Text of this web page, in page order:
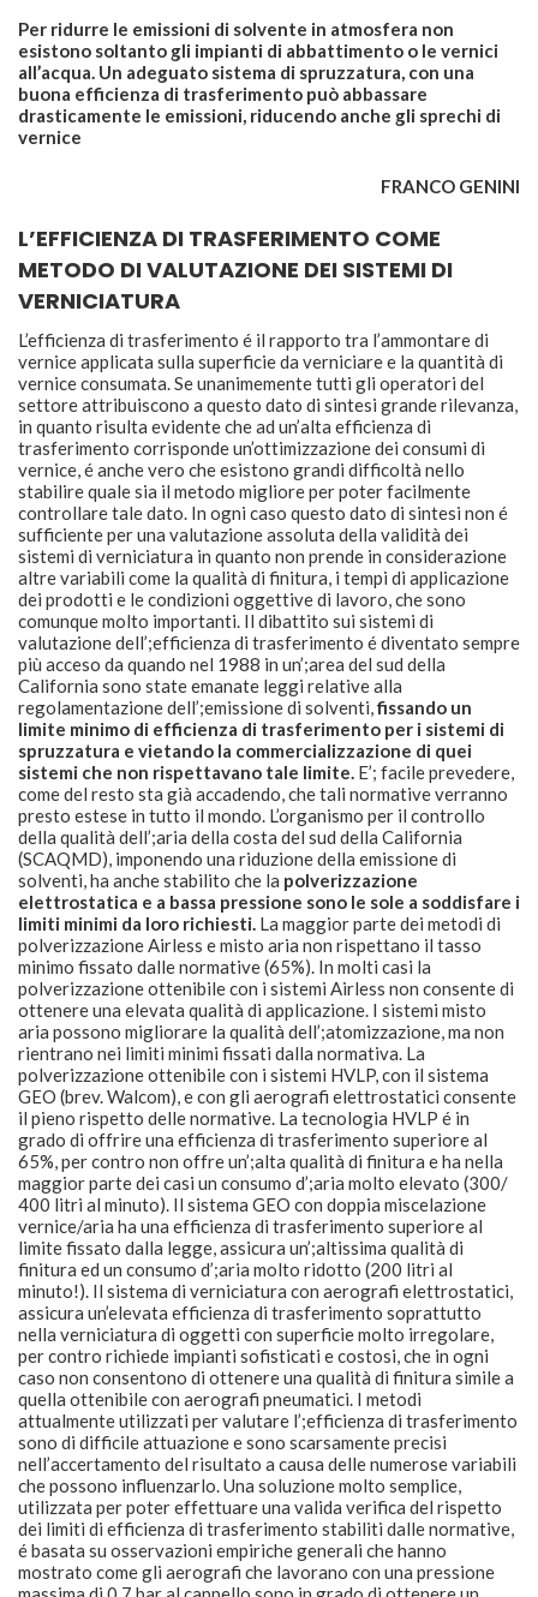
Per ridurre le emissioni di solvente in atmosfera non
esistono soltanto gli impianti di abbattimento o le vernici
all’acqua. Un adeguato sistema di spruzzatura, con una
buona efficienza di trasferimento può abbassare
drasticamente le emissioni, riducendo anche gli sprechi di
vernice
FRANCO GENINI
L’EFFICIENZA DI TRASFERIMENTO COME
METODO DI VALUTAZIONE DEI SISTEMI DI
VERNICIATURA
L’efficienza di trasferimento é il rapporto tra l’ammontare di
vernice applicata sulla superficie da verniciare e la quantità di
vernice consumata. Se unanimemente tutti gli operatori del
settore attribuiscono a questo dato di sintesi grande rilevanza,
in quanto risulta evidente che ad un’alta efficienza di
trasferimento corrisponde un’ottimizzazione dei consumi di
vernice, é anche vero che esistono grandi difficoltà nello
stabilire quale sia il metodo migliore per poter facilmente
controllare tale dato. In ogni caso questo dato di sintesi non é
sufficiente per una valutazione assoluta della validità dei
sistemi di verniciatura in quanto non prende in considerazione
altre variabili come la qualità di finitura, i tempi di applicazione
dei prodotti e le condizioni oggettive di lavoro, che sono
comunque molto importanti. Il dibattito sui sistemi di
valutazione dell’;efficienza di trasferimento é diventato sempre
più acceso da quando nel 1988 in un’;area del sud della
California sono state emanate leggi relative alla
regolamentazione dell’;emissione di solventi,fissando un
limite minimo di efficienza di trasferimento per i sistemi di
spruzzatura e vietando la commercializzazione di quei
sistemi che non rispettavano tale limite. E’; facile prevedere,
come del resto sta già accadendo, che tali normative verranno
presto estese in tutto il mondo. L’organismo per il controllo
della qualità dell’;aria della costa del sud della California
(SCAQMD), imponendo una riduzione della emissione di
solventi, ha anche stabilito che la polverizzazione
elettrostatica e a bassa pressione sono le sole a soddisfare i
limiti minimi da loro richiesti. La maggior parte dei metodi di
polverizzazione Airless e misto aria non rispettano il tasso
minimo fissato dalle normative (65%). In molti casi la
polverizzazione ottenibile con i sistemi Airless non consente di
ottenere una elevata qualità di applicazione. I sistemi misto
aria possono migliorare la qualità dell’;atomizzazione, ma non
rientrano nei limiti minimi fissati dalla normativa. La
polverizzazione ottenibile con i sistemi HVLP, con il sistema
GEO (brev. Walcom), e con gli aerografi elettrostatici consente
il pieno rispetto delle normative. La tecnologia HVLP é in
grado di offrire una efficienza di trasferimento superiore al
65%, per contro non offre un’;alta qualità di finitura e ha nella
maggior parte dei casi un consumo d’;aria molto elevato (300/
400 litri al minuto). Il sistema GEO con doppia miscelazione
vernice/aria ha una efficienza di trasferimento superiore al
limite fissato dalla legge, assicura un’;altissima qualità di
finitura ed un consumo d’;aria molto ridotto (200 litri al
minuto!). Il sistema di verniciatura con aerografi elettrostatici,
assicura un’elevata efficienza di trasferimento soprattutto
nella verniciatura di oggetti con superficie molto irregolare,
per contro richiede impianti sofisticati e costosi, che in ogni
caso non consentono di ottenere una qualità di finitura simile a
quella ottenibile con aerografi pneumatici. I metodi
attualmente utilizzati per valutare l’;efficienza di trasferimento
sono di difficile attuazione e sono scarsamente precisi
nell’accertamento del risultato a causa delle numerose variabili
che possono influenzarlo. Una soluzione molto semplice,
utilizzata per poter effettuare una valida verifica del rispetto
dei limiti di efficienza di trasferimento stabiliti dalle normative,
é basata su osservazioni empiriche generali che hanno
mostrato come gli aerografi che lavorano con una pressione